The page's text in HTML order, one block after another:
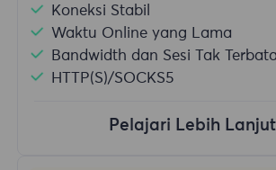
Koneksi Stabil
Waktu Online yang Lama
Bandwidth dan Sesi Tak
HTTP(S)/SOCKS5
Pelajari Lebih Lanjut